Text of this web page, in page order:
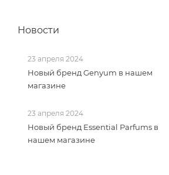
Новости
23 апреля 2024
Новый бренд Genyum в нашем
магазине
23 апреля 2024
Новый бренд Essential Parfums в
нашем магазине